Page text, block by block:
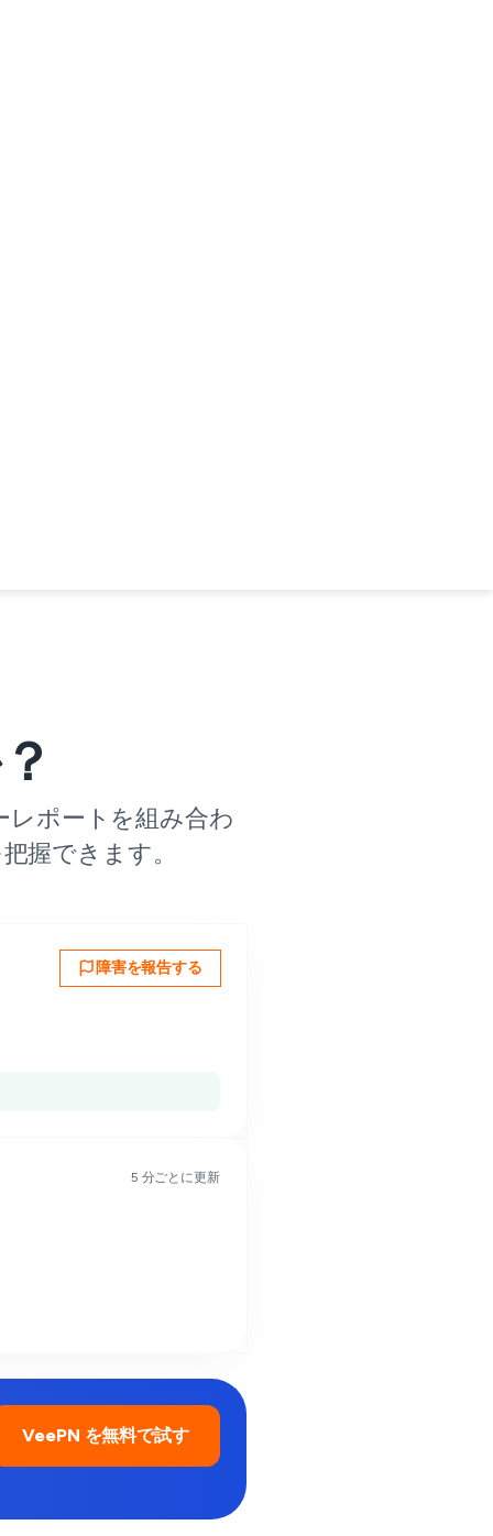
ポートを組み合わ
握できます。
障害を報告する
5 分ごとに更新
VeePN を無料で試す